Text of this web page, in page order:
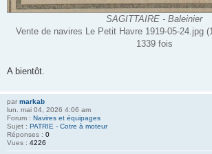
SAGITTAIRE - Baleinier
Vente de navires Le Petit Havre 1919-05-24.jpg
1339 fois
A bientôt.
par markab
lun. mai 04, 2026 4:06 am
Forum : Navires et équipages
Sujet : PATRIE - Cotre à moteur
Réponses : 0
Vues : 4226